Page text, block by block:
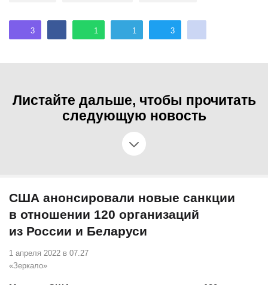
3 1 1 3
Листайте дальше, чтобы прочитать
следующую новость